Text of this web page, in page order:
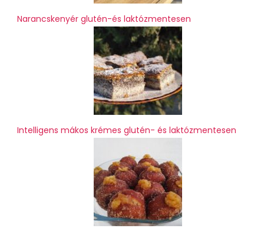
Narancskenyér glutén-és laktózmentesen
Intelligens mákos krémes glutén- és laktózmentesen